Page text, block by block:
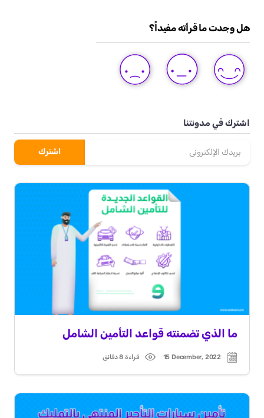
هل وجدت ما قرأته مفيداً؟
LOVE
THIS
POST
LIKE
THIS
POST
DISLIKE
THIS
POST
اشترك في مدونتنا
ما الذي تضمنته قواعد التأمين الشامل
Post
date
15 December, 2022
Read
time
قراءة 8 دقائق